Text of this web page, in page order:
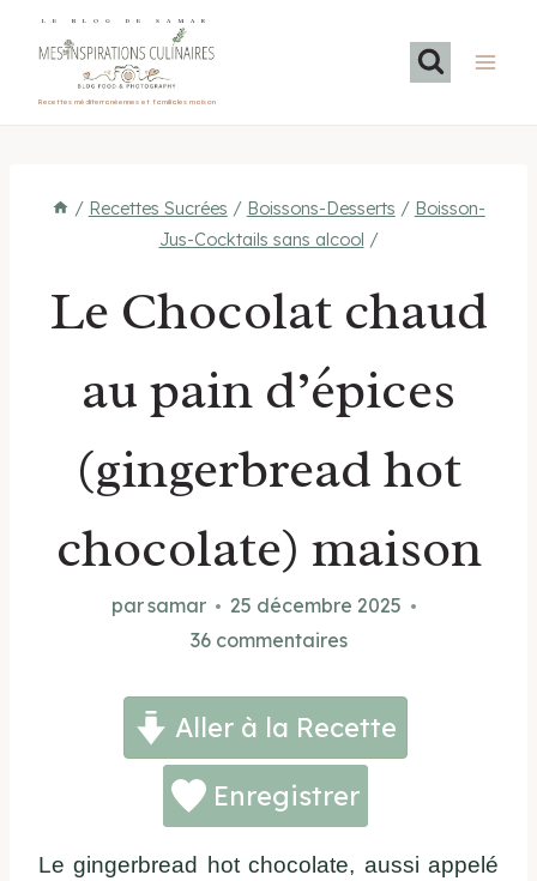
LE BLOG DE SAMAR
Recettes méditerranéennes et familiales maison
/ Recettes Sucrées / Boissons-Desserts / Boisson-
Jus-Cocktails sans alcool /
Le Chocolat chaud
au pain d’épices
(gingerbread hot
chocolate) maison
parsamar
25 décembre 2025
36 commentaires
Aller à la Recette
Enregistrer
Le gingerbread hot chocolate, aussi appelé